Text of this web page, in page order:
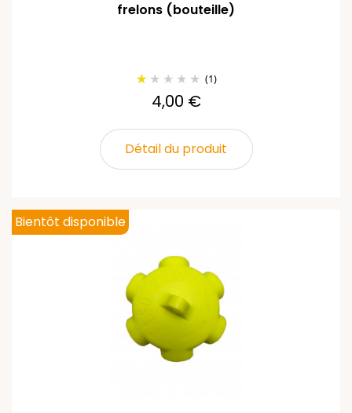
frelons (bouteille)
(1)
4,00 €
Détail du produit
Bientôt disponible